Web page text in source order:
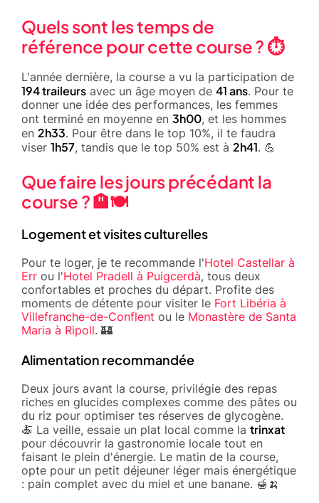
Quels sont les temps de
référence pour cette course ? ⏱️
L'année dernière, la course a vu la participation de
194 traileurs avec un âge moyen de 41 ans. Pour te
donner une idée des performances, les femmes
ont terminé en moyenne en 3h00, et les hommes
en 2h33. Pour être dans le top 10%, il te faudra
viser 1h57, tandis que le top 50% est à 2h41. 💪
Que faire les jours précédant la
course ? 🏨🍽️
Logement et visites culturelles
Pour te loger, je te recommande l'Hotel Castellar à
Err ou l'Hotel Pradell à Puigcerdà, tous deux
confortables et proches du départ. Profite des
moments de détente pour visiter le Fort Libéria à
Villefranche-de-Conflent ou le Monastère de Santa
Maria à Ripoll. 🏰
Alimentation recommandée
Deux jours avant la course, privilégie des repas
riches en glucides complexes comme des pâtes ou
du riz pour optimiser tes réserves de glycogène.
🍝 La veille, essaie un plat local comme la trinxat
pour découvrir la gastronomie locale tout en
faisant le plein d'énergie. Le matin de la course,
opte pour un petit déjeuner léger mais énergétique
: pain complet avec du miel et une banane. 🍯🍌